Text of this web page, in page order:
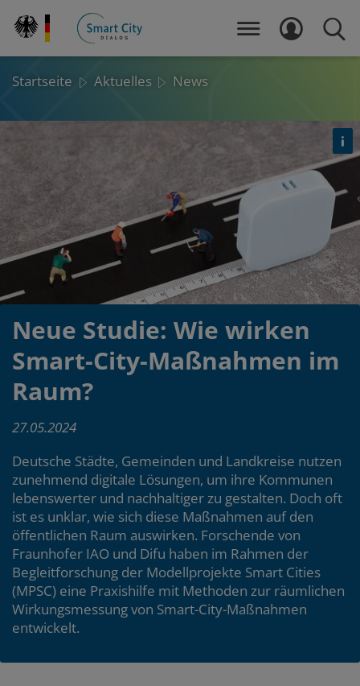
zum
MENÜ LOGIN
Startseite Aktuelles News
Neue Studie: Wie wirken
Smart-City-Maßnahmen im
Raum?
27.05.2024
Deutsche Städte, Gemeinden und Landkreise nutzen
zunehmend digitale Lösungen, um ihre Kommunen
lebenswerter und nachhaltiger zu gestalten. Doch oft
ist es unklar, wie sich diese Maßnahmen auf den
öffentlichen Raum auswirken. Forschende von
Fraunhofer IAO und Difu haben im Rahmen der
Begleitforschung der Modellprojekte Smart Cities
(MPSC) eine Praxishilfe mit Methoden zur räumlichen
Wirkungsmessung von Smart-City-Maßnahmen
entwickelt.